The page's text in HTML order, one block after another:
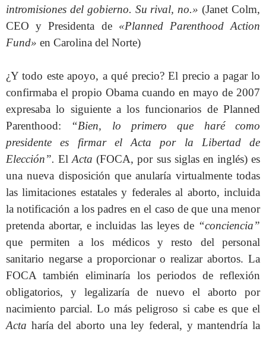
intromisiones del gobierno. Su rival, no.» (Janet Colm,
CEO y Presidenta de «Planned Parenthood Action
Fund» en Carolina del Norte)
¿Y todo este apoyo, a qué precio? El precio a pagar lo
confirmaba el propio Obama cuando en mayo de 2007
expresaba lo siguiente a los funcionarios de Planned
Parenthood: “Bien, lo primero que haré como
presidente es firmar el Acta por la Libertad de
Elección”. ElActa (FOCA, por sus siglas en inglés) es
una nueva disposición que anularía virtualmente todas
las limitaciones estatales y federales al aborto, incluida
la notificación a los padres en el caso de que una menor
pretenda abortar, e incluidas las leyes de “conciencia”
que permiten a los médicos y resto del personal
sanitario negarse a proporcionar o realizar abortos. La
FOCA también eliminaría los periodos de reflexión
obligatorios, y legalizaría de nuevo el aborto por
nacimiento parcial. Lo más peligroso si cabe es que el
Acta haría del aborto una ley federal, y mantendría la